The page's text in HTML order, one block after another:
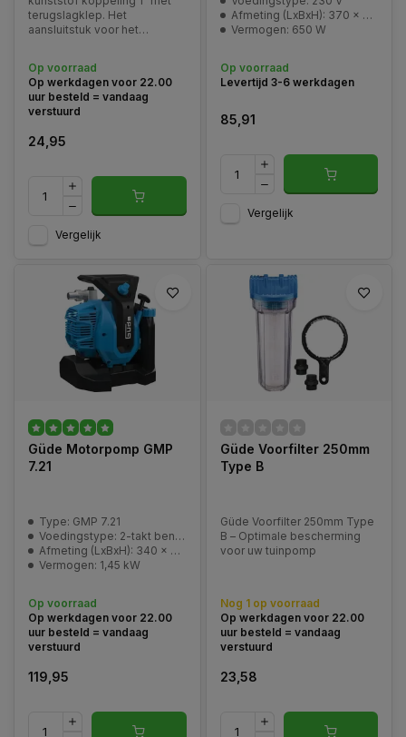
terugslagklep. Het
aansluitstuk voor het
maten kan worden gebruikt.
Op voorraad
Op werkdagen voor 22.00
uur besteld = vandaag
verstuurd
24,95
Vergelijk
Afmeting (LxBxH): 370 x 285 x 165 mm
Vermogen: 650 W
Op voorraad
Levertijd 3-6 werkdagen
85,91
Vergelijk
Güde Motorpomp GMP
7.21
Type: GMP 7.21
Voedingstype: 2-takt benzinemotor - 52cc
Afmeting (LxBxH): 340 x 290 x 340 mm
Vermogen: 1,45 kW
Op voorraad
Op werkdagen voor 22.00
uur besteld = vandaag
verstuurd
119,95
Güde Voorfilter 250mm
Type B
Güde Voorfilter 250mm Type
B – Optimale bescherming
voor uw tuinpomp
Nog 1 op voorraad
Op werkdagen voor 22.00
uur besteld = vandaag
verstuurd
23,58